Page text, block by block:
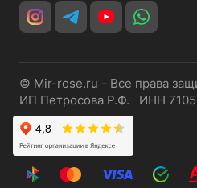
© Mir-rose.ru - Все права
ИП Петросова Р.Ф. ИНН